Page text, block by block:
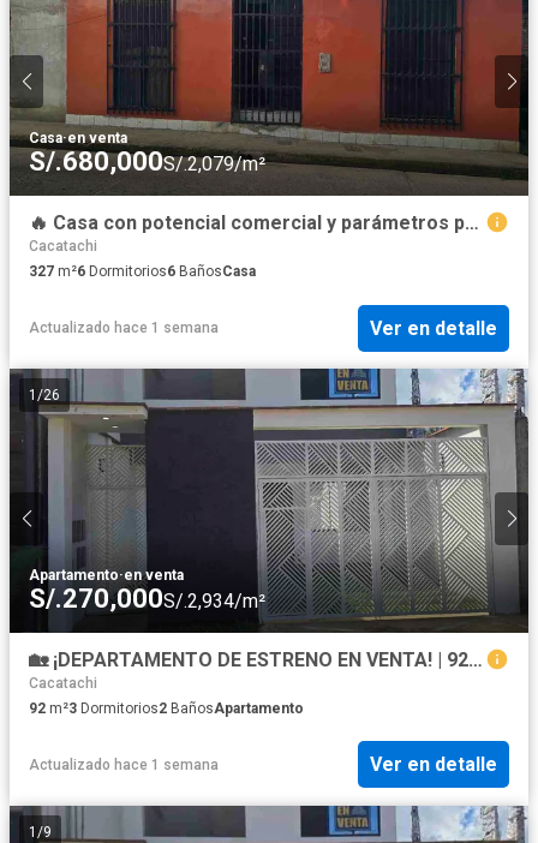
Casa·en venta
S/.680,000S/.2,079/m²
🔥 Casa con potencial comercial y parámetros para 5 pisos | Partido Alto – Tarapoto
Cacatachi
327 m²6 Dormitorios6 BañosCasa
Actualizado hace 1 semana Ver en detalle
1 /26
Apartamento·en venta
S/.270,000S/.2,934/m²
🏡 ¡DEPARTAMENTO DE ESTRENO EN VENTA! | 92 m² | 3 Dormitorios | S/270,000 | Tarapoto
Cacatachi
92 m²3 Dormitorios2 BañosApartamento
Actualizado hace 1 semana Ver en detalle
1 /9